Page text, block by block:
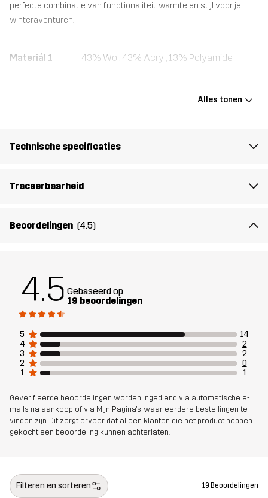
perfecte combinatie van functionaliteit, warmte en stijl voor je
winteravonturen.
Materiál 1 43% Wol, 43% Acryl, 13% Polyamide
Alles tonen
Technische specificaties
Traceerbaarheid
Beoordelingen (4.5)
4.5 Gebaseerd op
19 beoordelingen
5
14
4
2
3
2
2
0
1
1
Geverifieerde beoordelingen worden ingediend via automatische e-
mails na aankoop of via Mijn Pagina's, waar eerdere bestellingen te
vinden zijn. Dit zorgt ervoor dat alleen klanten die het product hebben
gekocht een beoordeling kunnen achterlaten.
Filteren en sorteren 19 Beoordelingen